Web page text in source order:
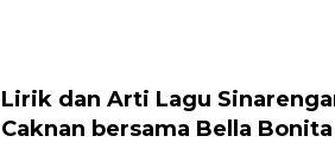
Lirik dan Arti Lagu
Caknan bersama Bella